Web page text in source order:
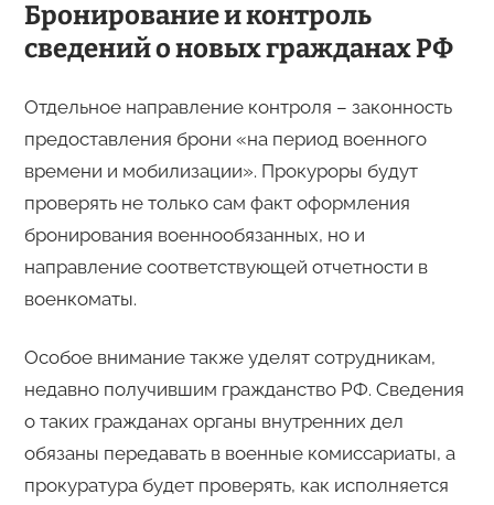
Бронирование и контроль
сведений о новых гражданах РФ
Отдельное направление контроля – законность
предоставления брони «на период военного
времени и мобилизации». Прокуроры будут
проверять не только сам факт оформления
бронирования военнообязанных, но и
направление соответствующей отчетности в
военкоматы.
Особое внимание также уделят сотрудникам,
недавно получившим гражданство РФ. Сведения
о таких гражданах органы внутренних дел
обязаны передавать в военные комиссариаты, а
прокуратура будет проверять, как исполняется